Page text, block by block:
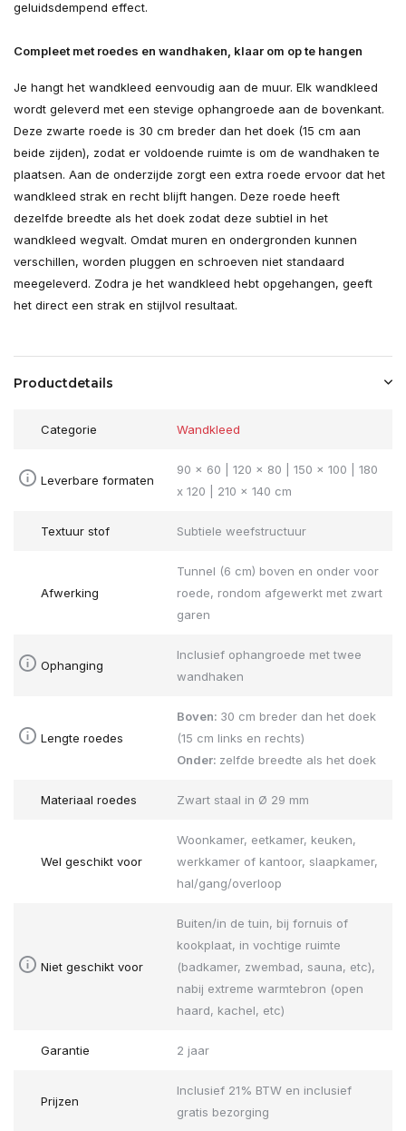
geluidsdempend effect.
Compleet met roedes en wandhaken, klaar om op te hangen
Je hangt het wandkleed eenvoudig aan de muur. Elk wandkleed
wordt geleverd met een stevige ophangroede aan de bovenkant.
Deze zwarte roede is 30 cm breder dan het doek (15 cm aan
beide zijden), zodat er voldoende ruimte is om de wandhaken te
plaatsen. Aan de onderzijde zorgt een extra roede ervoor dat het
wandkleed strak en recht blijft hangen. Deze roede heeft
dezelfde breedte als het doek zodat deze subtiel in het
wandkleed wegvalt. Omdat muren en ondergronden kunnen
verschillen, worden pluggen en schroeven niet standaard
meegeleverd. Zodra je het wandkleed hebt opgehangen, geeft
het direct een strak en stijlvol resultaat.
Productdetails
Categorie Wandkleed
Leverbare formaten
90 x 60 | 120 x 80 | 150 x 100 | 180
x 120 | 210 x 140 cm
Textuur stof Subtiele weefstructuur
Afwerking
Tunnel (6 cm) boven en onder voor
roede, rondom afgewerkt met zwart
garen
Ophanging
Inclusief ophangroede met twee
wandhaken
Lengte roedes
Boven: 30 cm breder dan het doek
(15 cm links en rechts)
Onder: zelfde breedte als het doek
Materiaal roedes Zwart staal in Ø 29 mm
Wel geschikt voor
Woonkamer, eetkamer, keuken,
werkkamer of kantoor, slaapkamer,
hal/gang/overloop
Niet geschikt voor
Buiten/in de tuin, bij fornuis of
kookplaat, in vochtige ruimte
(badkamer, zwembad, sauna, etc),
nabij extreme warmtebron (open
haard, kachel, etc)
Garantie 2 jaar
Prijzen
Inclusief 21% BTW en inclusief
gratis bezorging